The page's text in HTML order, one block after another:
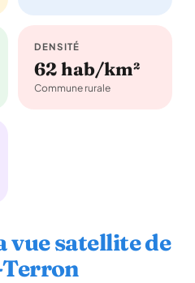
DENSITÉ
62 hab/km²
Commune rurale
vue satellite de